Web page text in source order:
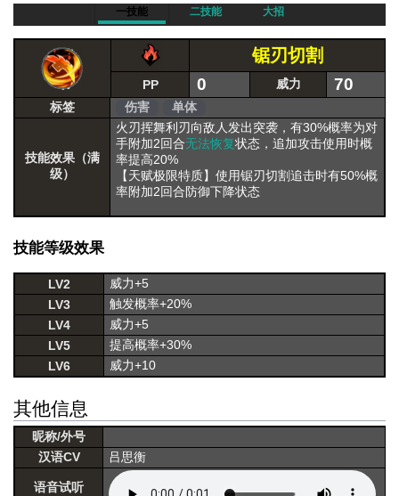
一技能 二技能 大招
锯刃切割
PP 0 威力 70
标签 伤害 单体
技能效果（满
级）
火刃挥舞利刃向敌人发出突袭，有30%概率为对
手附加2回合无法恢复状态，追加攻击使用时概
率提高20%
【天赋极限特质】使用锯刃切割追击时有50%概
率附加2回合防御下降状态
技能等级效果
LV2
威力+5
LV3
触发概率+20%
LV4
威力+5
LV5
提高概率+30%
LV6
威力+10
其他信息
昵称/外号
汉语CV
吕思衡
语音试听